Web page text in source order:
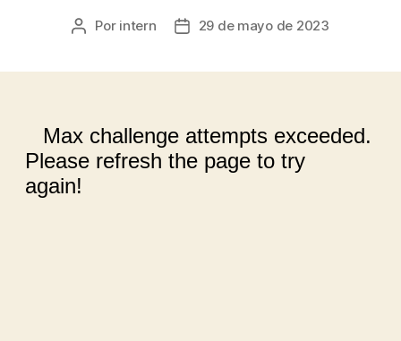
Autor
Por intern
Fecha29 de mayo de 2023